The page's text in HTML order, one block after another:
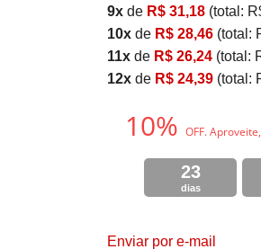
9xde R$ 31,18(total:
10xde R$ 28,46(total:
11xde R$ 26,24(total:
12xde R$ 24,39(total:
10% OFF.
23
dias
Enviar por e-mail